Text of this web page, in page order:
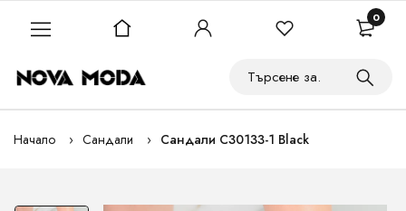
Начало Сандали Сандали C30133-1 Black
0